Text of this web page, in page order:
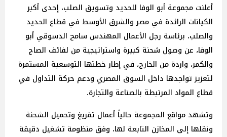
أعلنت مجموعة أبو الوفا للحديد وتسويق الصلب، إحدى أكبر
الكيانات الرائدة في مصر والشرق الأوسط في قطاع الحديد
والصلب، برئاسة رجل الأعمال المهندس سامح الدسوقي أبو
الوفا، عن وصول شحنة كبيرة واستراتيجية من لفائف الصاج
والكمر، واردة من الخارج، في إطار خطتها التوسعية المستمرة
لتعزيز تواجدها داخل السوق المصري ودعم حركة التداول في
قطاع المواد المرتبطة بالصناعة والتجارة.
وتشهد مواقع المجموعة حالياً أعمال تفريغ وتحميل الشحنة
ونقلها إلى المخازن التابعة لها، وفق منظومة تشغيل دقيقة